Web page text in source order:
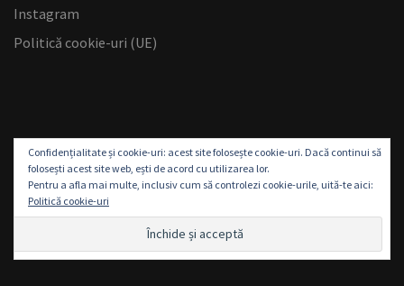
Instagram
Politică cookie-uri (UE)
Confidențialitate și cookie-uri: acest site folosește cookie-uri. Dacă continui să
folosești acest site web, ești de acord cu utilizarea lor.
Pentru a afla mai multe, inclusiv cum să controlezi cookie-urile, uită-te aici:
Politică cookie-uri